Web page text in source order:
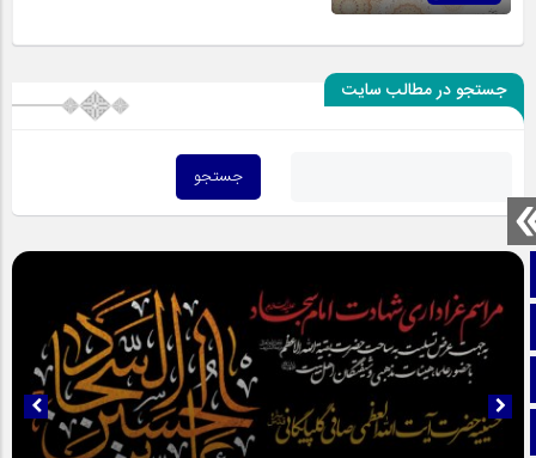
صفحه نخست
تماس با ما
آپارات
جستجو در مطالب سایت